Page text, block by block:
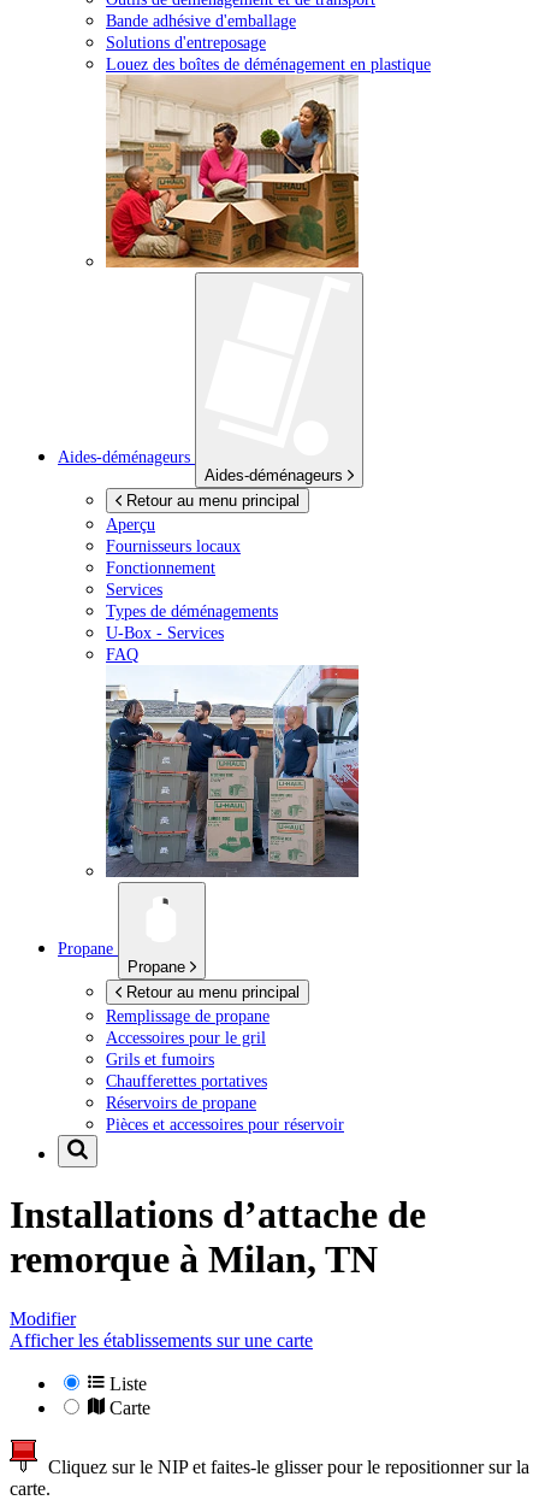
Bande adhésive d'emballage
Solutions d'entreposage
Louez des boîtes de déménagement en plastique
Aides-déménageurs
Aides-déménageurs
Retour au menu principal
Aperçu
Fournisseurs locaux
Fonctionnement
Services
Types de déménagements
U-Box - Services
FAQ
Propane
Propane
Retour au menu principal
Remplissage de propane
Accessoires pour le gril
Grils et fumoirs
Chaufferettes portatives
Réservoirs de propane
Pièces et accessoires pour réservoir
Installations d’attache de
remorque à Milan, TN
Modifier
Afficher les établissements sur une carte
Liste
Carte
Cliquez sur le NIP et faites-le glisser pour le repositionner sur la
carte.